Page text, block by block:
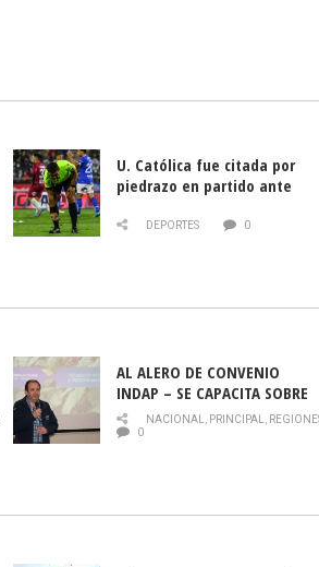
U. Católica fue citada por
piedrazo en partido ante
DEPORTES 0
AL ALERO DE CONVENIO
INDAP – SE CAPACITA SOBRE
PLAGA DROSOPHILA SUZUKII
NACIONAL, PRINCIPAL,
0